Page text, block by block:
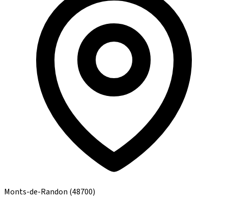
Monts-de-Randon (48700)